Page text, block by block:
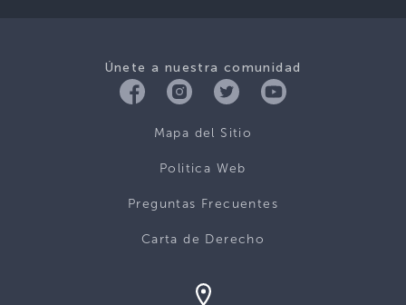
Únete a nuestra comunidad
Mapa del Sitio
Politica Web
Preguntas Frecuentes
Carta de Derecho